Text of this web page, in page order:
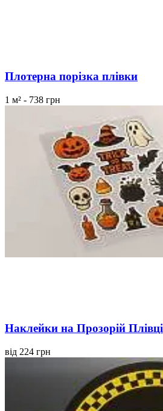
Плотерна порізка плівки
1 м² - 738 грн
Наклейки на Прозорій Плівці
від 224 грн